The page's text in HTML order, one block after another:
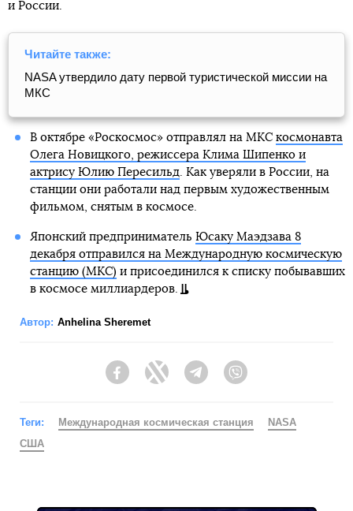
и России.
Читайте также:
NASA утвердило дату первой туристической миссии на
МКС
В октябре «Роскосмос» отправлял на МКС космонавта
Олега Новицкого, режиссера Клима Шипенко и
актрису Юлию Пересильд. Как уверяли в России, на
станции они работали над первым художественным
фильмом, снятым в космосе.
Японский предприниматель Юсаку Маэдзава 8
декабря отправился на Международную космическую
станцию (МКС) и присоединился к списку побывавших
в космосе миллиардеров.
Автор: Anhelina Sheremet
FacebookTwitter Telegram
Теги: Международная космическая станция
NASA
США